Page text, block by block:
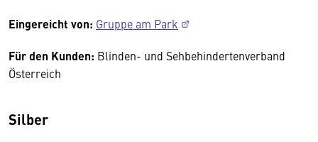
Eingereicht von: Gruppe am Park
Für den Kunden: Blinden- und Sehbehindertenverband
Österreich
Silber